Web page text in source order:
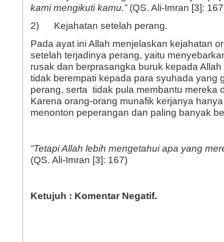
kami mengikuti kamu.” (QS. Ali-Imran [3]:
2) Kejahatan setelah perang.
Pada ayat ini Allah menjelaskan kejahatan
setelah terjadinya perang, yaitu
rusak dan berprasangka buruk kepada
tidak berempati kepada para syuhada yang
perang, serta tidak pula membantu mereka
Karena orang-orang munafik kerjanya
menonton peperangan dan paling banyak
“Tetapi Allah lebih mengetahui apa yang
(QS. Ali-Imran [3]: 167)
Ketujuh : Komentar Negatif.